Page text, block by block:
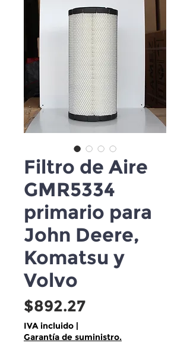
Filtro de Aire
GMR5334
primario para
John Deere,
Komatsu y
Volvo
$892.27Precio
IVA incluido |
Garantía de suministro.